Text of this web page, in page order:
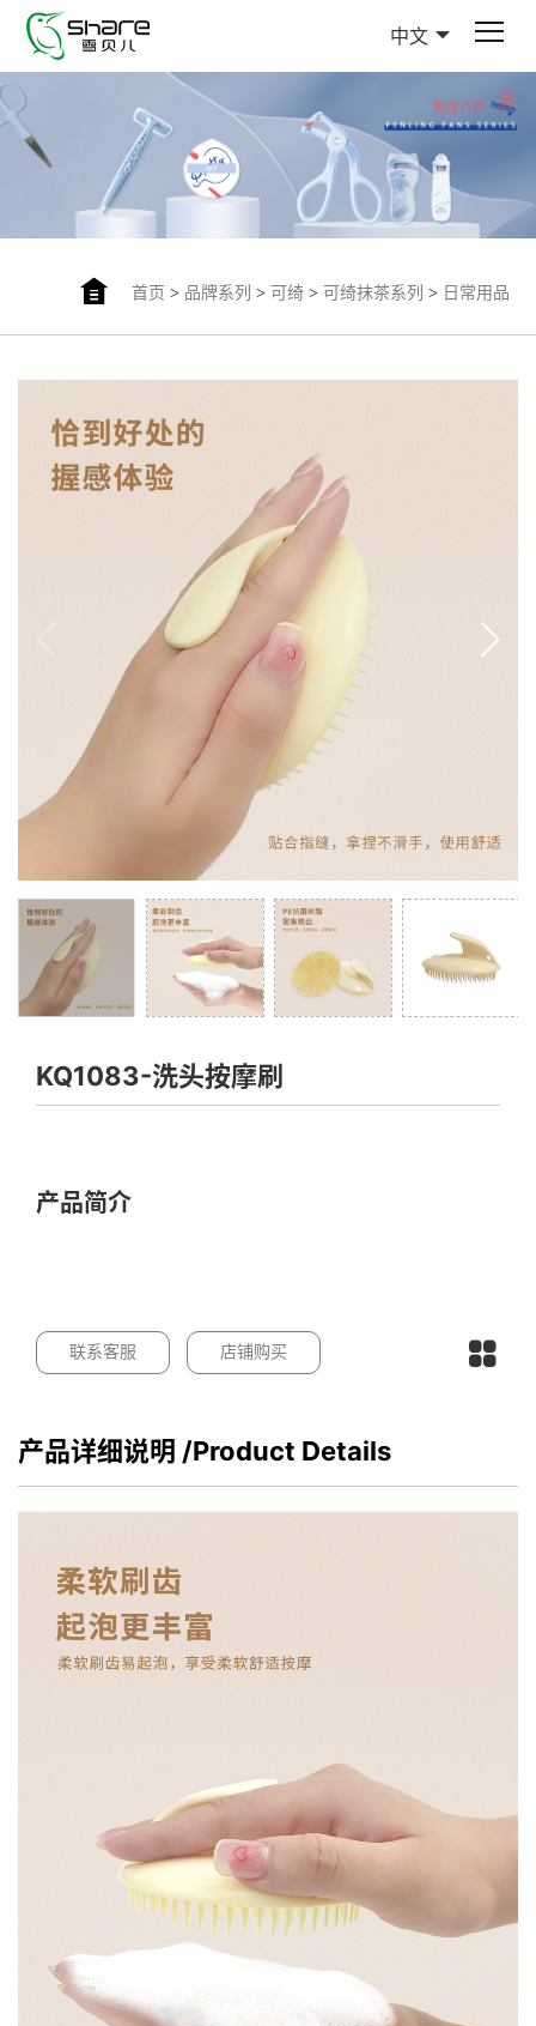
中文
首页 > 品牌系列 > 可绮> 可绮抹茶系列 > 日常用品
KQ1083-洗头按摩刷
产品简介
联系客服 店铺购买
产品详细说明 /Product Details